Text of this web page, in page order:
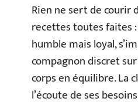
Rien ne sert de courir
recettes toutes faites :
humble mais loyal,
compagnon discret
corps en équilibre. La
l’écoute de ses